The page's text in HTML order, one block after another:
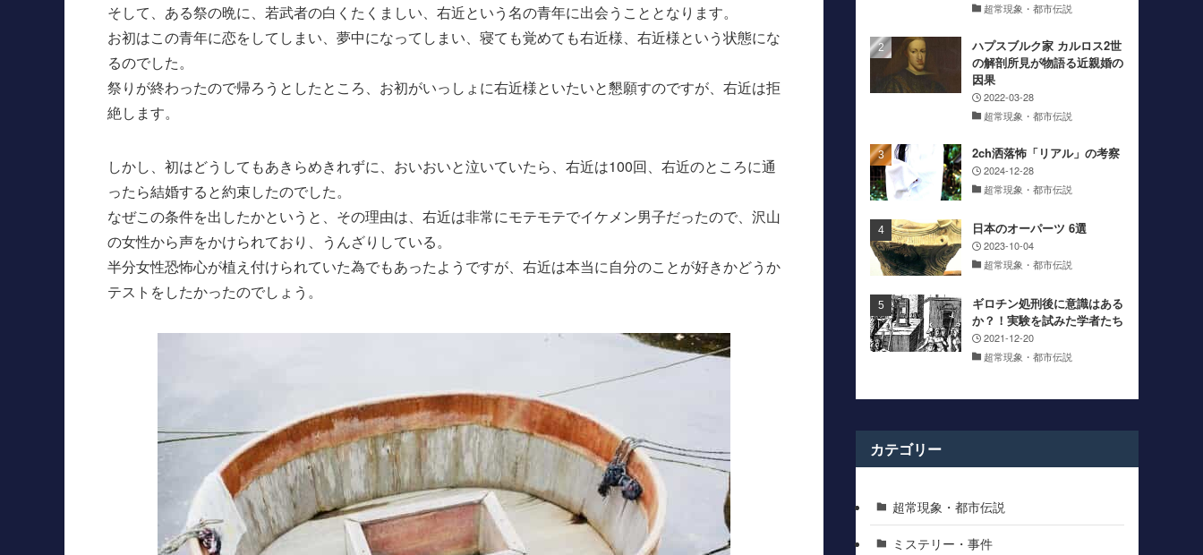
そして、ある祭の晩に、若武者の白くたくましい、右近という名の青年に出会うこととなります。
お初はこの青年に恋をしてしまい、夢中になってしまい、寝ても覚めても右近様、右近様という状態にな
るのでした。
祭りが終わったので帰ろうとしたところ、お初がいっしょに右近様といたいと懇願すのですが、右近は拒
絶します。
しかし、初はどうしてもあきらめきれずに、おいおいと泣いていたら、右近は100回、右近のところに通
ったら結婚すると約束したのでした。
なぜこの条件を出したかというと、その理由は、右近は非常にモテモテでイケメン男子だったので、沢山
の女性から声をかけられており、うんざりしている。
半分女性恐怖心が植え付けられていた為でもあったようですが、右近は本当に自分のことが好きかどうか
テストをしたかったのでしょう。
超常現象・都市伝説
ハプスブルク家 カルロス2世
の解剖所見が物語る近親婚の
因果
2022-03-28
超常現象・都市伝説
2ch洒落怖「リアル」の考察
2024-12-28
超常現象・都市伝説
日本のオーパーツ 6選
2023-10-04
超常現象・都市伝説
ギロチン処刑後に意識はある
か？！実験を試みた学者たち
2021-12-20
超常現象・都市伝説
カテゴリー
超常現象・都市伝説
ミステリー・事件